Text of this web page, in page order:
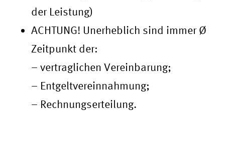
der Leistung)
ACHTUNG! Unerheblich sind immer Ø
Zeitpunkt der:
– vertraglichen Vereinbarung;
– Entgeltvereinnahmung;
– Rechnungserteilung.